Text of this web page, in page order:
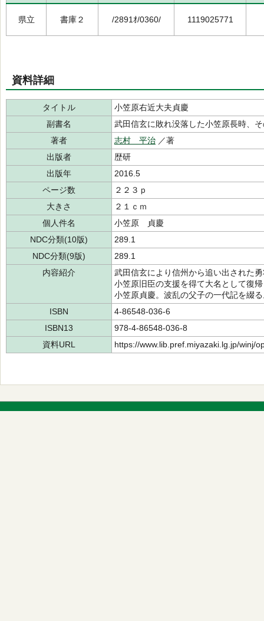
県立 書庫２ /2891ｵ/0360/ 1119025771
資料詳細
タイトル
小笠原右近大夫貞慶
副書名
武田信玄に敗れ没落した小笠原長時、
著者
志村 平治 ／著
出版者
歴研
出版年
2016.5
ページ数
２２３ｐ
大きさ
２１ｃｍ
個人件名
小笠原 貞慶
NDC分類(10版)
289.1
NDC分類(9版)
289.1
内容紹介
武田信玄により信州から追い出された
小笠原旧臣の支援を得て大名として復
小笠原貞慶。波乱の父子の一代記を綴
ISBN
4-86548-036-6
ISBN13
978-4-86548-036-8
資料URL
https://www.lib.pref.miyazaki.lg.jp/winj/